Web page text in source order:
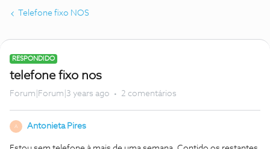
Telefone fixo NOS
RESPONDIDO
telefone fixo nos
Forum|Forum|3 years ago 2 comentários
A Antonieta Pires